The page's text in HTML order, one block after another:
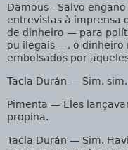
Damous - Salvo
entrevistas à imprensa
de dinheiro — para
ou ilegais —, o dinheiro
embolsados por
Tacla Durán — Sim, sim.
Pimenta — Eles
propina.
Tacla Durán — Sim.